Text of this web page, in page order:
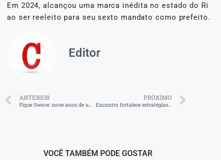
Em 2024, alcançou uma marca inédita no estado do Ri
ao ser reeleito para seu sexto mandato como prefeito.
Editor
ANTERIOR
Fique Swave: nove anos de um pilar da cultura ‘underground’
PRÓXIMO
Encontro fortalece estratégias de alfabetização em Angra dos Reis
VOCÊ TAMBÉM PODE GOSTAR